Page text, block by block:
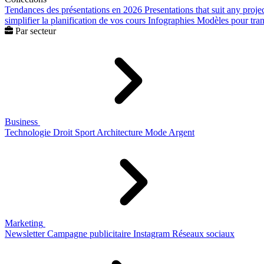
Tendances des présentations en 2026 Presentations that suit any
simplifier la planification de vos cours Infographies Modèles pour
Par secteur
Business
Technologie Droit Sport Architecture Mode Argent
Marketing
Newsletter Campagne publicitaire Instagram Réseaux sociaux